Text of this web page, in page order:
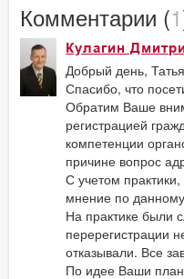
Комментарии (1
Кулагин
Добрый день,
Спасибо, что
Обратим Ваше
регистрацией
компетенции
причине вопрос
С учетом
мнение по
На практике были
перерегистрации
отказывали. Все
По идее Ваши